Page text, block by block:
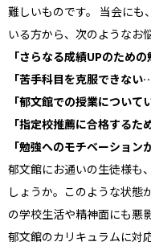
難しいものです。 当会にも
いる方から、次のようなお
「さらなる成績UPのため
「苦手科目を克服できない…
「郁文館での授業について
「指定校推薦に合格する
「勉強へのモチベーション
郁文館にお通いの生徒様も
しょうか。このような状態
の学校生活や精神面にも悪
郁文館のカリキュラムに対